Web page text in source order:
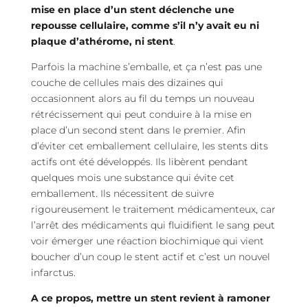
mise en place d’un stent déclenche une
repousse cellulaire, comme s’il n’y avait eu ni
plaque d’athérome, ni stent.
Parfois la machine s’emballe, et ça n’est pas une
couche de cellules mais des dizaines qui
occasionnent alors au fil du temps un nouveau
rétrécissement qui peut conduire à la mise en
place d’un second stent dans le premier. Afin
d’éviter cet emballement cellulaire, les stents dits
actifs ont été développés. Ils libèrent pendant
quelques mois une substance qui évite cet
emballement. Ils nécessitent de suivre
rigoureusement le traitement médicamenteux, car
l’arrêt des médicaments qui fluidifient le sang peut
voir émerger une réaction biochimique qui vient
boucher d’un coup le stent actif et c’est un nouvel
infarctus.
A ce propos, mettre un stent revient à ramoner